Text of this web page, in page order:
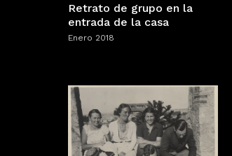
Retrato de grupo en la
entrada de la casa
Enero 2018